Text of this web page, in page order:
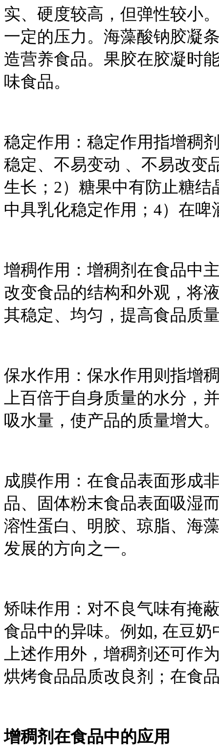
实、硬度较高，但弹性较小
一定的压力。海藻酸钠胶凝
造营养食品。果胶在胶凝时
味食品。
稳定作用：稳定作用指增稠
稳定、不易变动 、不易改变
生长；2）糖果中有防止糖
中具乳化稳定作用；4）在
增稠作用：增稠剂在食品中
改变食品的结构和外观，将
其稳定、均匀，提高食品质
保水作用：保水作用则指增
上百倍于自身质量的水分，
吸水量，使产品的质量增大
成膜作用：在食品表面形成
品、固体粉末食品表面吸湿
溶性蛋白、明胶、琼脂、海
发展的方向之一。
矫味作用：对不良气味有掩
食品中的异味。例如, 在豆
上述作用外，增稠剂还可作
烘烤食品品质改良剂；在食
增稠剂在食品中的应用